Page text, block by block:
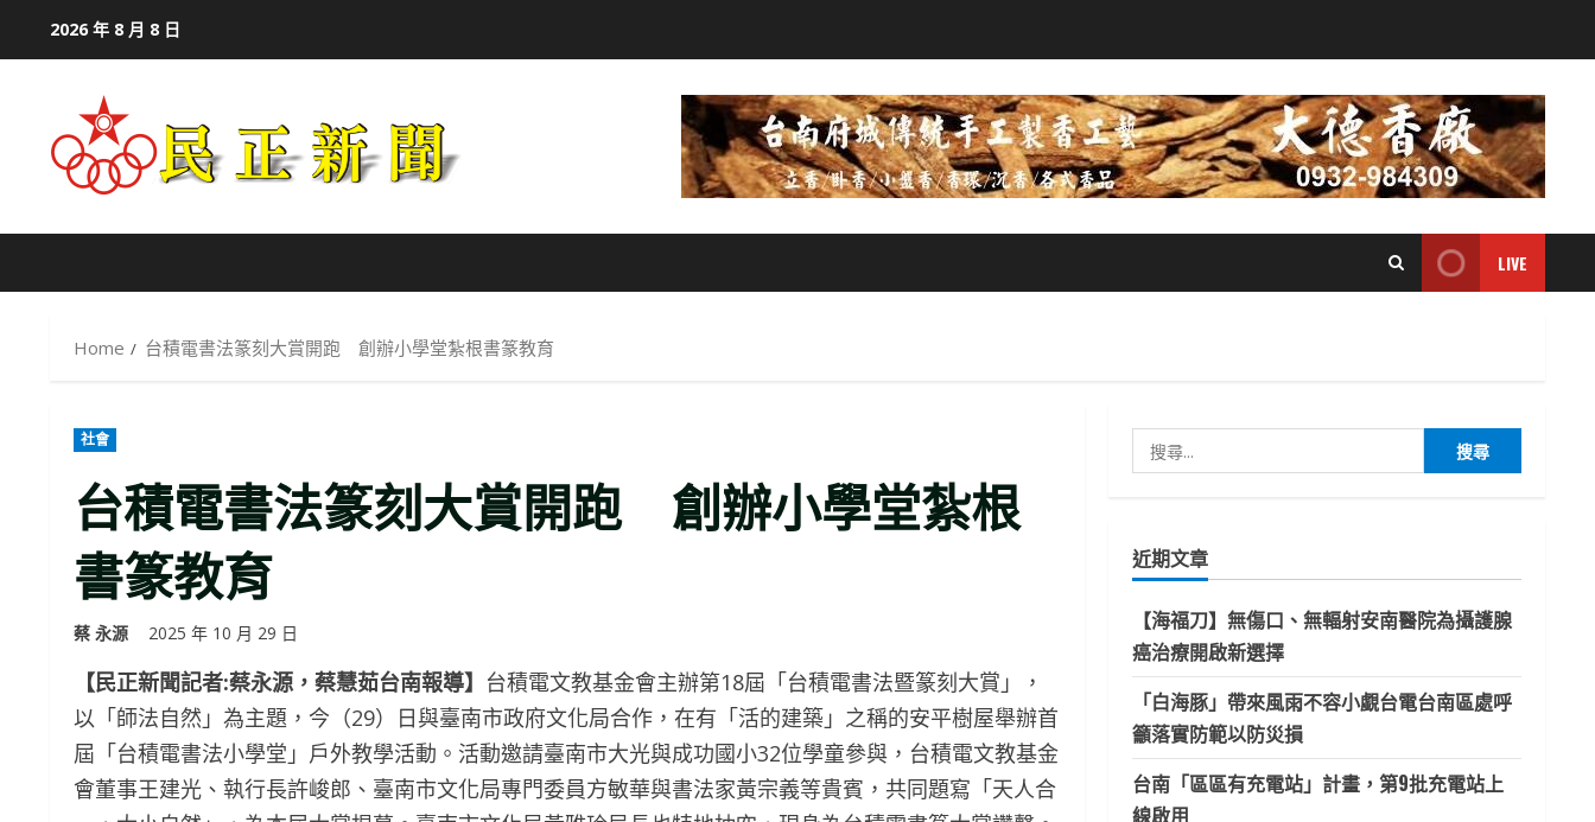
2026 年 8 月 8 日
LIVE
Home 台積電書法篆刻大賞開跑 創辦小學堂紮根書篆教育
社會
台積電書法篆刻大賞開跑 創辦小學堂紮根
書篆教育
蔡 永源 2025 年 10 月 29 日
【民正新聞記者:蔡永源，蔡慧茹台南報導】 台積電文教基金會主辦第18屆「台積電書法暨篆刻大賞」，
以「師法自然」為主題，今（29）日與臺南市政府文化局合作，在有「活的建築」之稱的安平樹屋舉辦首
屆「台積電書法小學堂」戶外教學活動。活動邀請臺南市大光與成功國小32位學童參與，台積電文教基金
會董事王建光、執行長許峻郎、臺南市文化局專門委員方敏華與書法家黃宗義等貴賓，共同題寫「天人合
尋
字:
近期文章
【海福刀】無傷口、無輻射安南醫院為攝護腺
癌治療開啟新選擇
「白海豚」帶來風雨不容小覷台電台南區處呼
籲落實防範以防災損
台南「區區有充電站」計畫，第9批充電站上
線啟用